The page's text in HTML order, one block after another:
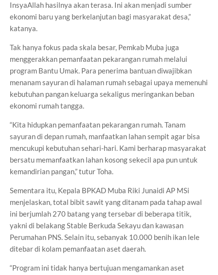
InsyaAllah hasilnya akan terasa. Ini akan menjadi sumber
ekonomi baru yang berkelanjutan bagi masyarakat desa,”
katanya.
Tak hanya fokus pada skala besar, Pemkab Muba juga
menggerakkan pemanfaatan pekarangan rumah melalui
program Bantu Umak. Para penerima bantuan diwajibkan
menanam sayuran di halaman rumah sebagai upaya memenuhi
kebutuhan pangan keluarga sekaligus meringankan beban
ekonomi rumah tangga.
“Kita hidupkan pemanfaatan pekarangan rumah. Tanam
sayuran di depan rumah, manfaatkan lahan sempit agar bisa
mencukupi kebutuhan sehari-hari. Kami berharap masyarakat
bersatu memanfaatkan lahan kosong sekecil apa pun untuk
kemandirian pangan,” tutur Toha.
Sementara itu, Kepala BPKAD Muba Riki Junaidi AP MSi
menjelaskan, total bibit sawit yang ditanam pada tahap awal
ini berjumlah 270 batang yang tersebar di beberapa titik,
yakni di belakang Stable Berkuda Sekayu dan kawasan
Perumahan PNS. Selain itu, sebanyak 10.000 benih ikan lele
ditebar di kolam pemanfaatan aset daerah.
“Program ini tidak hanya bertujuan mengamankan aset